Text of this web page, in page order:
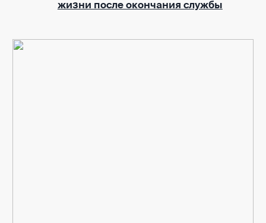
жизни после окончания службы